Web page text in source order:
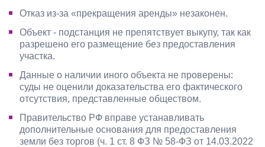
Отказ из-за «прекращения аренды» незаконен.
Объект - подстанция не препятствует выкупу, так как
разрешено его размещение без предоставления
участка.
Данные о наличии иного объекта не проверены:
суды не оценили доказательства его фактического
отсутствия, представленные обществом.
Правительство РФ вправе устанавливать
дополнительные основания для предоставления
земли без торгов (ч. 1 ст. 8 ФЗ № 58-ФЗ от 14.03.2022